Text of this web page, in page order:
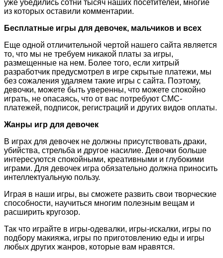
уже убедились сотни тысяч наших посетителей, многие
из которых оставили комментарии.
Бесплатные игры для девочек, мальчиков и всех
Еще одной отличительной чертой нашего сайта является
то, что мы не требуем никакой платы за игры,
размещенные на нем. Более того, если хитрый
разработчик предусмотрел в игре скрытые платежи, мы
без сожаления удаляем такие игры с сайта. Поэтому,
девочки, можете быть уверенны, что можете спокойно
играть, не опасаясь, что от вас потребуют СМС-
платежей, подписок, регистраций и других видов оплаты.
Жанры игр для девочек
В играх для девочек не должны присутствовать драки,
убийства, стрельба и другое насилие. Девочки больше
интересуются спокойными, креативными и глубокими
играми. Для девочек игра обязательно должна приносить
интеллектуальную пользу.
Играя в наши игры, вы сможете развить свои творческие
способности, научиться многим полезным вещам и
расширить кругозор.
Так что играйте в игры-одевалки, игры-искалки, игры по
подбору макияжа, игры по приготовлению еды и игры
любых других жанров, которые вам нравятся.